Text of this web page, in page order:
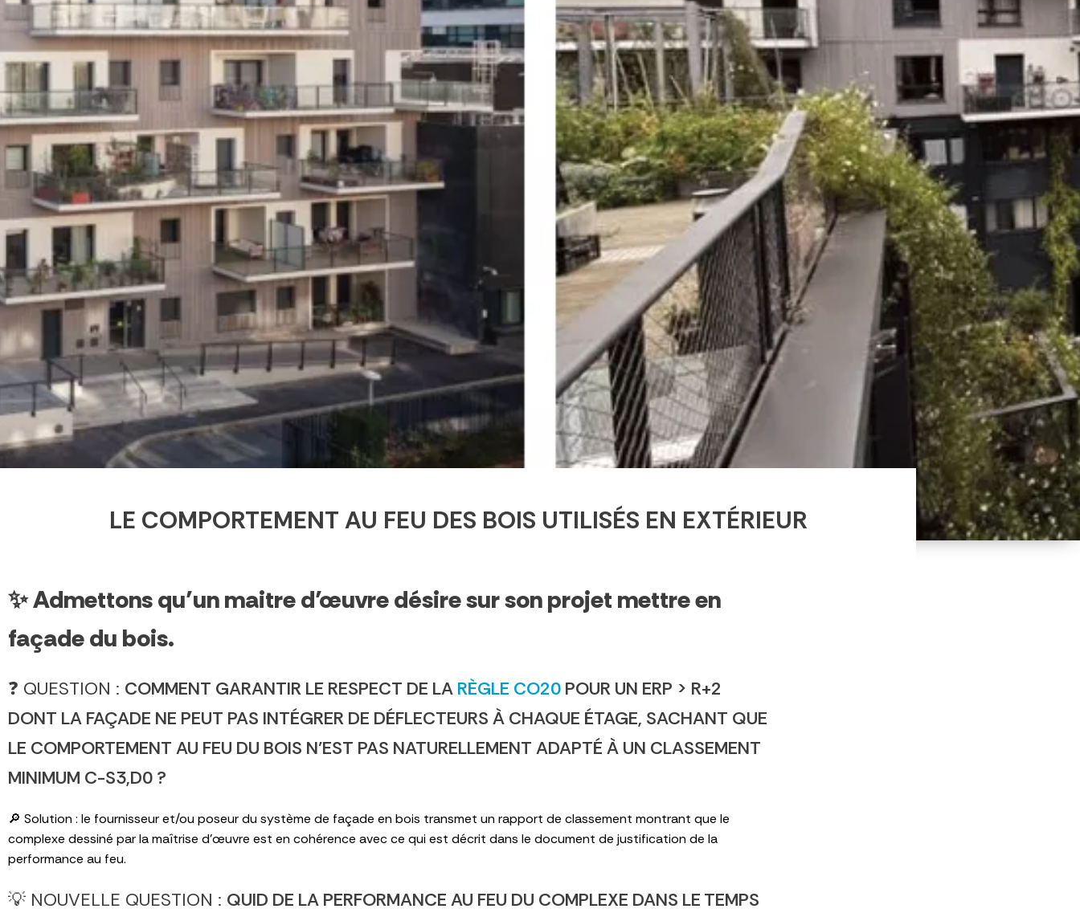
LE COMPORTEMENT AU FEU DES BOIS UTILISÉS EN EXTÉRIEUR
✨ Admettons qu’un maitre d’œuvre désire sur son projet mettre en
façade du bois.
❓ QUESTION : COMMENT GARANTIR LE RESPECT DE LA RÈGLE CO20 POUR UN ERP > R+2
DONT LA FAÇADE NE PEUT PAS INTÉGRER DE DÉFLECTEURS À CHAQUE ÉTAGE, SACHANT QUE
LE COMPORTEMENT AU FEU DU BOIS N’EST PAS NATURELLEMENT ADAPTÉ À UN CLASSEMENT
MINIMUM C-S3,D0 ?
🔎 Solution : le fournisseur et/ou poseur du système de façade en bois transmet un rapport de classement montrant que le
complexe dessiné par la maîtrise d’œuvre est en cohérence avec ce qui est décrit dans le document de justification de la
performance au feu.
💡 NOUVELLE QUESTION : QUID DE LA PERFORMANCE AU FEU DU COMPLEXE DANS LE TEMPS